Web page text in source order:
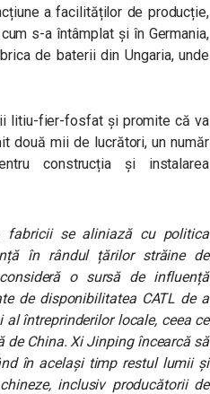
a facilităților de producție,
s-a întâmplat și în Germania,
de baterii din Ungaria, unde
litiu-fier-fosfat și promite că va
două mii de lucrători, un număr
construcția și instalarea
fabricii se aliniază cu politica
în rândul țărilor străine de
o sursă de influență
de disponibilitatea CATL de a
întreprinderilor locale, ceea ce
de China. Xi Jinping încearcă să
în același timp restul lumii și
inclusiv producătorii de